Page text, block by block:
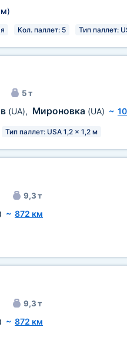
)
Кол. паллет: 5 Тип паллет:
5 т
(UA), Мироновка (UA) ~
Тип паллет: USA 1,2 x 1,2 м
9,3 т
~ 872 км
9,3 т
~ 872 км